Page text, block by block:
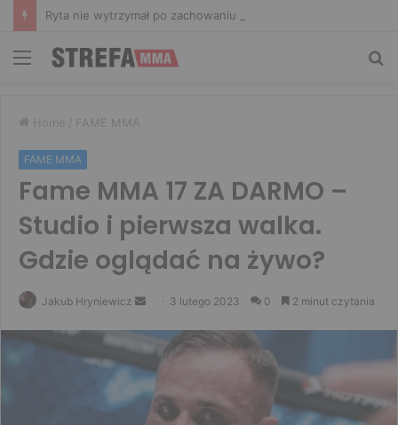
Menu
Home / FAME MMA
FAME MMA
Fame MMA 17 ZA DARMO –
Studio i pierwsza walka.
Gdzie oglądać na żywo?
Jakub Hryniewicz
Send
email
3 lutego 2023 0 2 minut czytania